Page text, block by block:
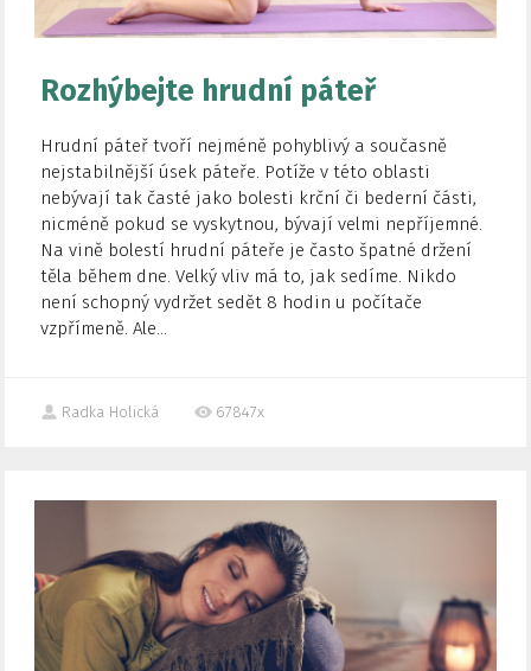
Rozhýbejte hrudní páteř
Hrudní páteř tvoří nejméně pohyblivý a současně
nejstabilnější úsek páteře. Potíže v této oblasti
nebývají tak časté jako bolesti krční či bederní části,
nicméně pokud se vyskytnou, bývají velmi nepříjemné.
Na vině bolestí hrudní páteře je často špatné držení
těla během dne. Velký vliv má to, jak sedíme. Nikdo
není schopný vydržet sedět 8 hodin u počítače
vzpřímeně. Ale...
Radka Holická 67847x